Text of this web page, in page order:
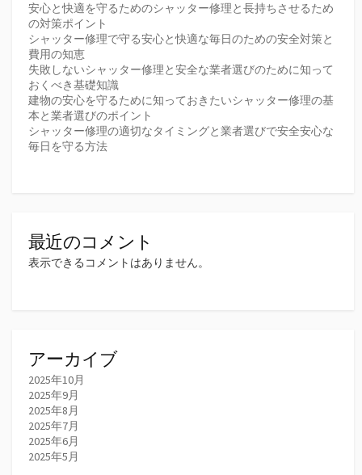
安心と快適を守るためのシャッター修理と長持ちさせるため
の対策ポイント
シャッター修理で守る安心と快適な毎日のための安全対策と
費用の知恵
失敗しないシャッター修理と安全な業者選びのために知って
おくべき基礎知識
建物の安心を守るために知っておきたいシャッター修理の基
本と業者選びのポイント
シャッター修理の適切なタイミングと業者選びで安全安心な
毎日を守る方法
最近のコメント
表示できるコメントはありません。
アーカイブ
2025年10月
2025年9月
2025年8月
2025年7月
2025年6月
2025年5月